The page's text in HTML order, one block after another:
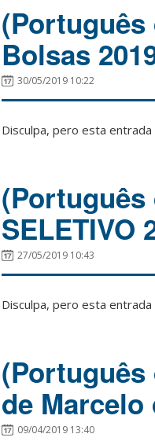
(Português
Bolsas
30/05/2019 10:22
Disculpa, pero esta
(Português
SELETIVO
27/05/2019 10:43
Disculpa, pero esta
de
09/04/2019 13:40